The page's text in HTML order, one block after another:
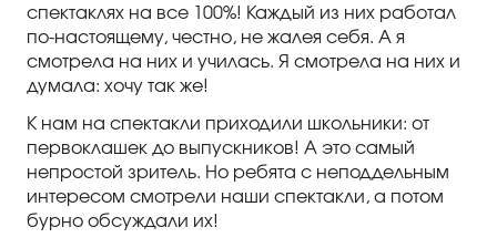
спектаклях на все 100%! Каждый из них работал
по-настоящему, честно, не жалея себя. А я
смотрела на них и училась. Я смотрела на них и
думала: хочу так же!
К нам на спектакли приходили школьники: от
первоклашек до выпускников! А это самый
непростой зритель. Но ребята с неподдельным
интересом смотрели наши спектакли, а потом
бурно обсуждали их!